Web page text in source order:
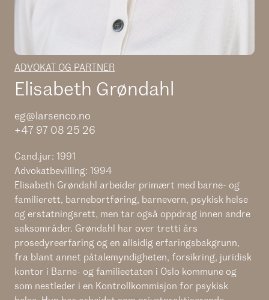
ADVOKAT OG PARTNER
Elisabeth Grøndahl
eg@larsenco.no
+47 97 08 25 26
Cand.jur: 1991
Advokatbevilling: 1994
Elisabeth Grøndahl arbeider primært med barne- og
familierett, barnebortføring, barnevern, psykisk helse
og erstatningsrett, men tar også oppdrag innen andre
saksområder. Grøndahl har over tretti års
prosedyreerfaring og en allsidig erfaringsbakgrunn,
fra blant annet påtalemyndigheten, forsikring, juridisk
kontor i Barne- og familieetaten i Oslo kommune og
som nestleder i en Kontrollkommisjon for psykisk